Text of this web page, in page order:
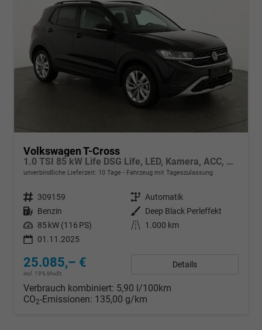
Volkswagen T-Cross
1.0 TSI 85 kW Life DSG Life, LED, Kamera, ACC, Side, Winter, 17-Zoll, 3-J. Garantie
unverbindliche Lieferzeit: 10 Tage Fahrzeug mit Tageszulassung
Fahrzeugnr. 309159 Getriebe Automatik
Kraftstoff Benzin Außenfarbe
Deep Black Perleffekt
Leistung 85 kW (116 PS) Kilometerstand
1.000 km
01.11.2025
25.085,– €
incl. 19% MwSt.
Details
Verbrauch kombiniert: 5,90 l/100km
CO2-Emissionen: 135,00 g/km